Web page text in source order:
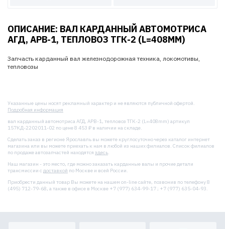
ОПИСАНИЕ: ВАЛ КАРДАННЫЙ АВТОМОТРИСА
АГД, АРВ-1, ТЕПЛОВОЗ ТГК-2 (L=408MM)
Запчасть карданный вал железнодорожная техника, локомотивы,
тепловозы
Указанные цены носят рекламный характер и не являются публичной офертой.
Подробная информация
вал карданный автомотриса АГД, АРВ-1, тепловоз ТГК-2 (L=408mm) артикул
157КД-2202011-02 по цене 8 453 ₽ в наличии на складе.
Сделать заказ в регионе Ярославль вы можете круглосуточно через каталог интернет
магазина или вы можете приехать к нам в любой из наших филиалов. Список филиалов
по продаже автозапчастей находятся здесь.
Наш магазин - это место, где можно заказать карданные валы и прочие детали
трансмиссии с доставкой по Москве и всей России.
Приобрести данный товар Вы можете на нашем on-line сайте, позвонив по телефону 8
(495) 712-79-68, а также в офисе в Москве +7 (977) 634-99-17 ; +7 (977) 635-04-93.